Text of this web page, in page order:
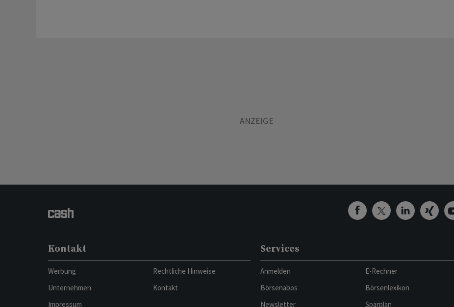
Kontakt
Werbung
Unternehmen
Impressum
Rechtliche Hinweise
Kontakt
Services
Anmelden
Börsenabos
Newsletter
E-Rechner
Börsenlexikon
Sparplan